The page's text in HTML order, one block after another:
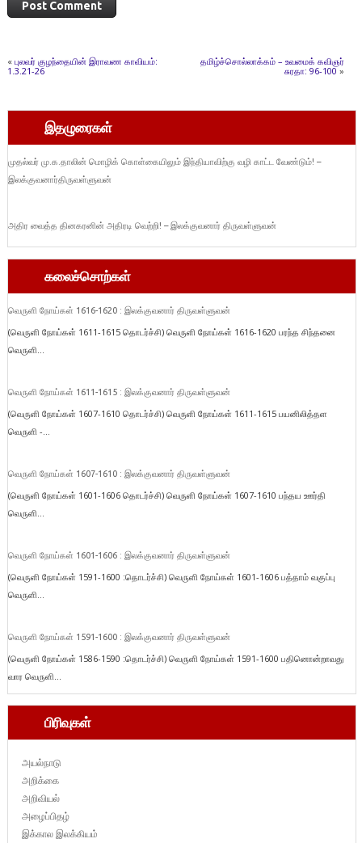
« புலவர் குழந்தையின் இராவண காவியம்:
1.3.21-26
தமிழ்ச்சொல்லாக்கம் – உவமைக் கவிஞர்
சுரதா: 96-100»
இதழுரைகள்
முதல்வர் மு.க.தாலின் மொழிக் கொள்கையிலும் இந்தியாவிற்கு வழி காட்ட வேண்டும்! –
இலக்குவனார்திருவள்ளுவன்
அதிர வைத்த தினகரனின் அதிரடி வெற்றி! – இலக்குவனார் திருவள்ளுவன்
கலைச்சொற்கள்
வெருளி நோய்கள் 1616-1620 : இலக்குவனார் திருவள்ளுவன்
(வெருளி நோய்கள் 1611-1615 தொடர்ச்சி) வெருளி நோய்கள் 1616-1620 பரந்த சிந்தனை
வெருளி...
வெருளி நோய்கள் 1611-1615 : இலக்குவனார் திருவள்ளுவன்
(வெருளி நோய்கள் 1607-1610 தொடர்ச்சி) வெருளி நோய்கள் 1611-1615 பயனிலித்தள
வெருளி -...
வெருளி நோய்கள் 1607-1610 : இலக்குவனார் திருவள்ளுவன்
(வெருளி நோய்கள் 1601-1606 தொடர்ச்சி) வெருளி நோய்கள் 1607-1610 பந்தய ஊர்தி
வெருளி...
வெருளி நோய்கள் 1601-1606 : இலக்குவனார் திருவள்ளுவன்
(வெருளி நோய்கள் 1591-1600 :தொடர்ச்சி) வெருளி நோய்கள் 1601-1606 பத்தாம் வகுப்பு
வெருளி...
வெருளி நோய்கள் 1591-1600 : இலக்குவனார் திருவள்ளுவன்
(வெருளி நோய்கள் 1586-1590 :தொடர்ச்சி) வெருளி நோய்கள் 1591-1600 பதினொன்றாவது
வார வெருளி...
பிரிவுகள்
அயல்நாடு
அறிக்கை
அறிவியல்
அழைப்பிதழ்
இக்கால இலக்கியம்